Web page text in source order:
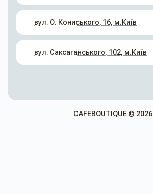
вул. О. Кониського, 16, м.Київ
вул. Саксаганського, 102, м.Київ
CAFEBOUTIQUE © 2026